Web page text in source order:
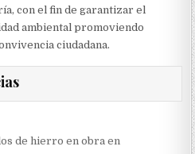
con el fin de garantizar el
ambiental promoviendo
ciudadana.
de hierro en obra en